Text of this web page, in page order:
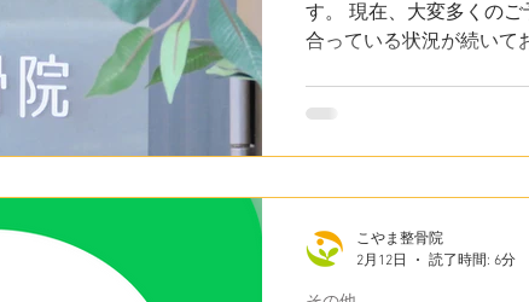
す。 現在、大変多くの
合っている状況が続いて
だきます。 料金の改定
患者様は、ご予約時点の
ご安心ください。 ■ 今
こやま整骨院
2月12日
読了時間: 6分